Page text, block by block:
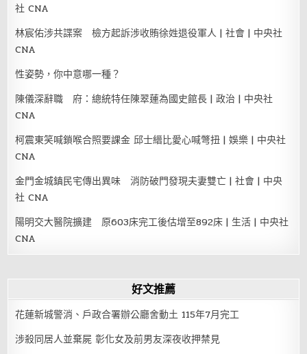
社 CNA
林宸佑涉共諜案 檢方起訴涉收賄徐姓退役軍人 | 社會 | 中央社
CNA
性姿勢，你中意哪一種？
陳儀深辭職 府：總統特任陳翠蓮為國史館長 | 政治 | 中央社
CNA
柯震東笑喊鎖喉合照要課金 邱士縉比愛心喊彆扭 | 娛樂 | 中央社
CNA
金門金城鎮民宅傳出異味 消防破門發現夫妻雙亡 | 社會 | 中央
社 CNA
陽明交大醫院擴建 原603床完工後估增至892床 | 生活 | 中央社
CNA
好文推薦
花蓮新城警消、戶政合署辦公廳舍動土 115年7月完工
涉殺同居人並棄屍 彰化女及前男友深夜收押禁見